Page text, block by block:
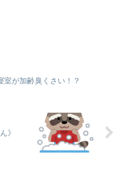
室が加齢臭くさい！？
ん》